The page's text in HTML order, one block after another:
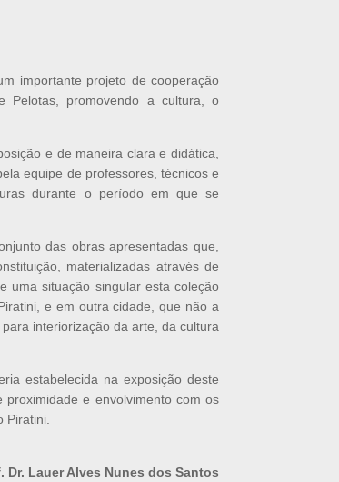
importante projeto de cooperação
Pelotas, promovendo a cultura, o
e de maneira clara e didática,
equipe de professores, técnicos e
durante o período em que se
das obras apresentadas que,
materializadas através de
uma situação singular esta coleção
e em outra cidade, que não a
interiorização da arte, da cultura
estabelecida na exposição deste
e envolvimento com os
Piratini.
Dr. Lauer Alves Nunes dos Santos